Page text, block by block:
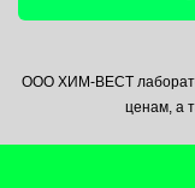
Политика
Контакты
ООО ХИМ-ВЕСТ
ценам, а